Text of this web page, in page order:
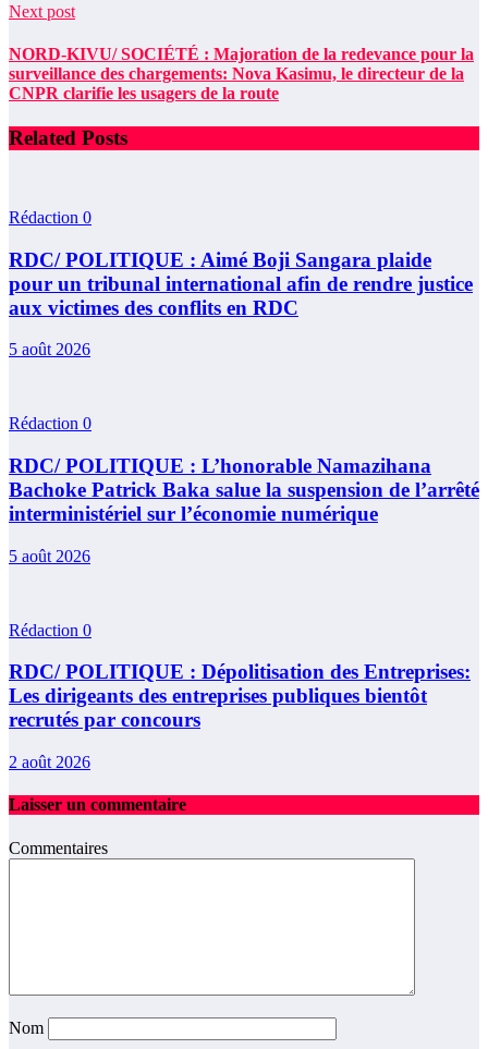
Next post
NORD-KIVU/ SOCIÉTÉ : Majoration de la redevance pour la
surveillance des chargements: Nova Kasimu, le directeur de la
CNPR clarifie les usagers de la route
Related Posts
Rédaction 0
RDC/ POLITIQUE : Aimé Boji Sangara plaide
pour un tribunal international afin de rendre justice
aux victimes des conflits en RDC
5 août 2026
Rédaction 0
RDC/ POLITIQUE : L’honorable Namazihana
Bachoke Patrick Baka salue la suspension de l’arrêté
interministériel sur l’économie numérique
5 août 2026
Rédaction 0
RDC/ POLITIQUE : Dépolitisation des Entreprises:
Les dirigeants des entreprises publiques bientôt
recrutés par concours
2 août 2026
Laisser un commentaire
Commentaires
Nom